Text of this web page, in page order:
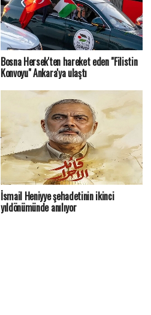
Bosna Hersek'ten hareket eden "Filistin
Konvoyu" Ankara'ya ulaştı
İsmail Heniyye şehadetinin ikinci
yıldönümünde anılıyor